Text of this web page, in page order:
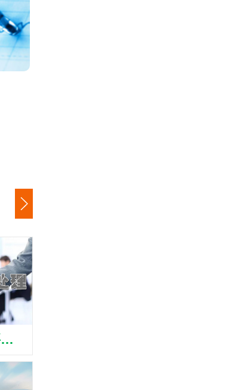
商账追讨清欠
河源紫金县要账公司